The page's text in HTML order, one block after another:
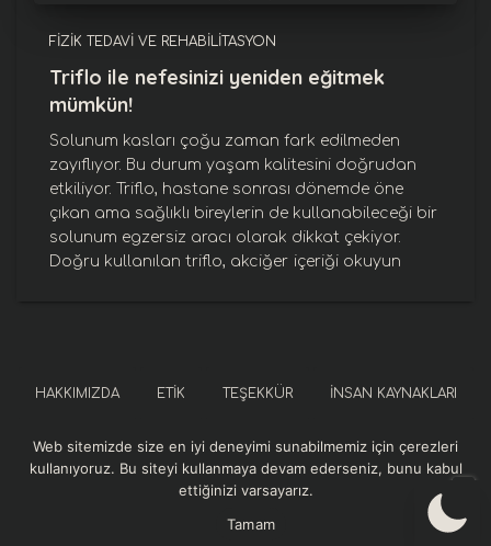
FIZIK TEDAVI VE REHABILITASYON
Triflo ile nefesinizi yeniden eğitmek
mümkün!
Solunum kasları çoğu zaman fark edilmeden
zayıflıyor. Bu durum yaşam kalitesini doğrudan
etkiliyor. Triflo, hastane sonrası dönemde öne
çıkan ama sağlıklı bireylerin de kullanabileceği bir
solunum egzersiz aracı olarak dikkat çekiyor.
Doğru kullanılan triflo, akciğer içeriği okuyun
HAKKIMIZDA ETIK TEŞEKKÜR İNSAN KAYNAKLARI
SOSYAL SORUMLULUK KURUMSAL REFERANSLAR
GIZLILIK VE GÜVENLIK POLITIKASI
Web sitemizde size en iyi deneyimi sunabilmemiz için çerezleri
kullanıyoruz. Bu siteyi kullanmaya devam ederseniz, bunu kabul
ettiğinizi varsayarız.
Tamam